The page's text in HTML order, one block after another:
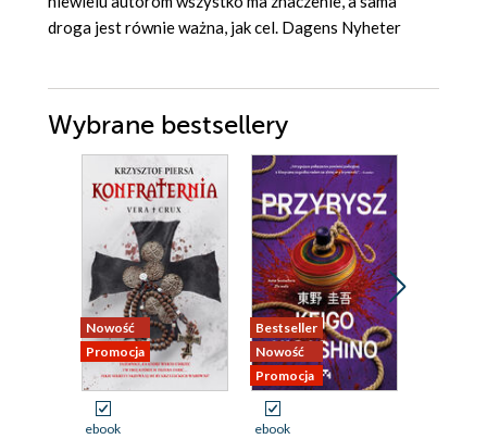
droga jest równie ważna, jak cel. Dagens Nyheter
Wybrane bestsellery
Nowość
Promocja
ebook
Bestseller
Nowość
Promocja
ebook